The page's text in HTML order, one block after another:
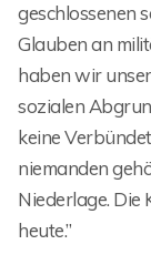
geschlossenen
Glauben an
haben wir
sozialen
keine
niemanden
Niederlage. Die
heute.”